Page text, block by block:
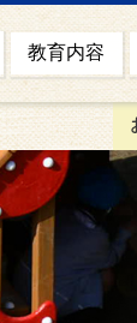
教育内容